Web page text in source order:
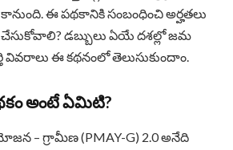
ఈ పథకానికి సంబంధించి అర్హతలు
డబ్బులు ఏయే దశల్లో జమ
వివరాలు ఈ కథనంలో తెలుసుకుందాం.
అంటే ఏమిటి?
– గ్రామీణ (PMAY-G) 2.0 అనేది